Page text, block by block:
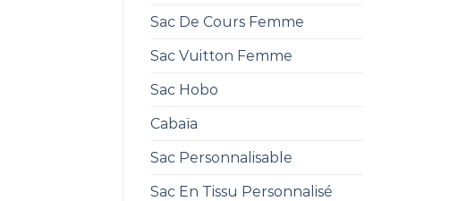
Sac De Cours Femme
Sac Vuitton Femme
Sac Hobo
Cabaïa
Sac Personnalisable
Sac En Tissu Personnalisé